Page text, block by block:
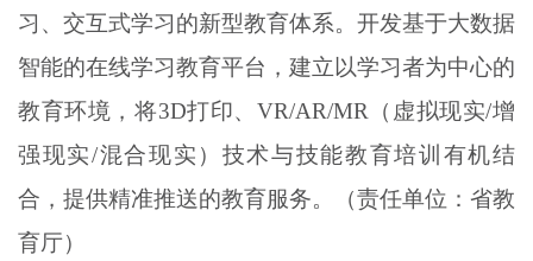
习、交互式学习的新型教育体系。开发基于大数据
智能的在线学习教育平台，建立以学习者为中心的
教育环境，将3D打印、VR/AR/MR（虚拟现实/增
强现实/混合现实）技术与技能教育培训有机结
合，提供精准推送的教育服务。（责任单位：省教
育厅）